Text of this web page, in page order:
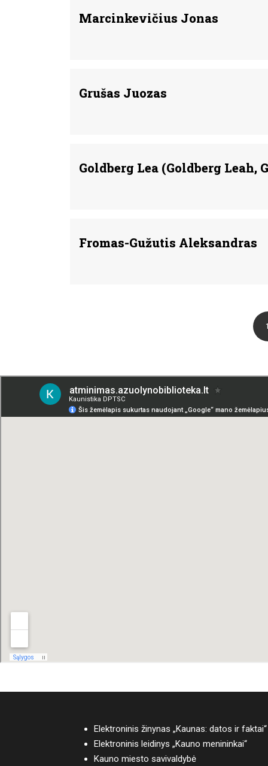
Marcinkevičius Jonas
Grušas Juozas
Goldberg Lea (Goldberg Leah,
Fromas-Gužutis Aleksandras
Elektroninis žinynas „Kaunas: datos ir faktai“
Elektroninis leidinys „Kauno menininkai“
Kauno miesto savivaldybė